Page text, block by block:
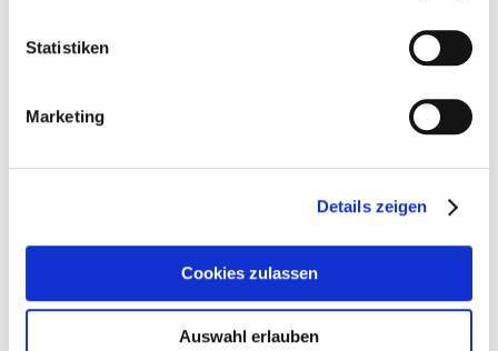
Statistiken
Marketing
Details zeigen
Cookies zulassen
Auswahl erlauben